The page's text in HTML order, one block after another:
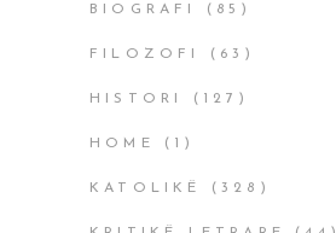
BIOGRAFI (85)
FILOZOFI (63)
HISTORI (127)
HOME (1)
KATOLIKË (328)